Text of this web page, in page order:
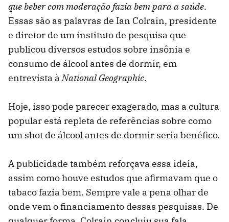
que beber com moderação fazia bem para a saúde.
Essas são as palavras de Ian Colrain, presidente
e diretor de um instituto de pesquisa que
publicou diversos estudos sobre insônia e
consumo de álcool antes de dormir, em
entrevista àNational Geographic.
Hoje, isso pode parecer exagerado, mas a cultura
popular está repleta de referências sobre como
um shot de álcool antes de dormir seria benéfico.
A publicidade também reforçava essa ideia,
assim como houve estudos que afirmavam que o
tabaco fazia bem. Sempre vale a pena olhar de
onde vem o financiamento dessas pesquisas. De